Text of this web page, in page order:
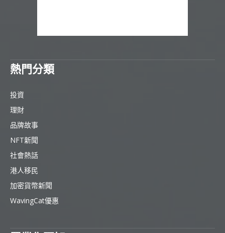
熱門分類
投資
理財
品牌故事
NFT新聞
社會熱話
港人移民
加密貨幣新聞
WavingCat優惠